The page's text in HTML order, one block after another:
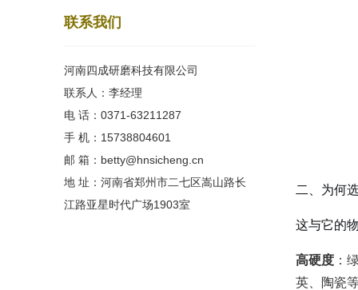
联系我们
河南四成研磨科技有限公司
联系人：李经理
电 话：0371-63211287
手 机：15738804601
邮 箱：betty@hnsicheng.cn
地 址：河南省郑州市二七区嵩山路长
江路亚星时代广场1903室
二、为何
这与它的
高硬度 ：
英、陶瓷